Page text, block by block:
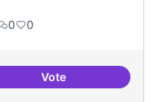
0 0
VotePassejades